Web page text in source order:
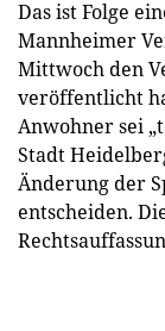
Das ist Folge
Mannheimer
Mittwoch den
veröffentlicht
Anwohner sei
Stadt
Änderung der
entscheiden.